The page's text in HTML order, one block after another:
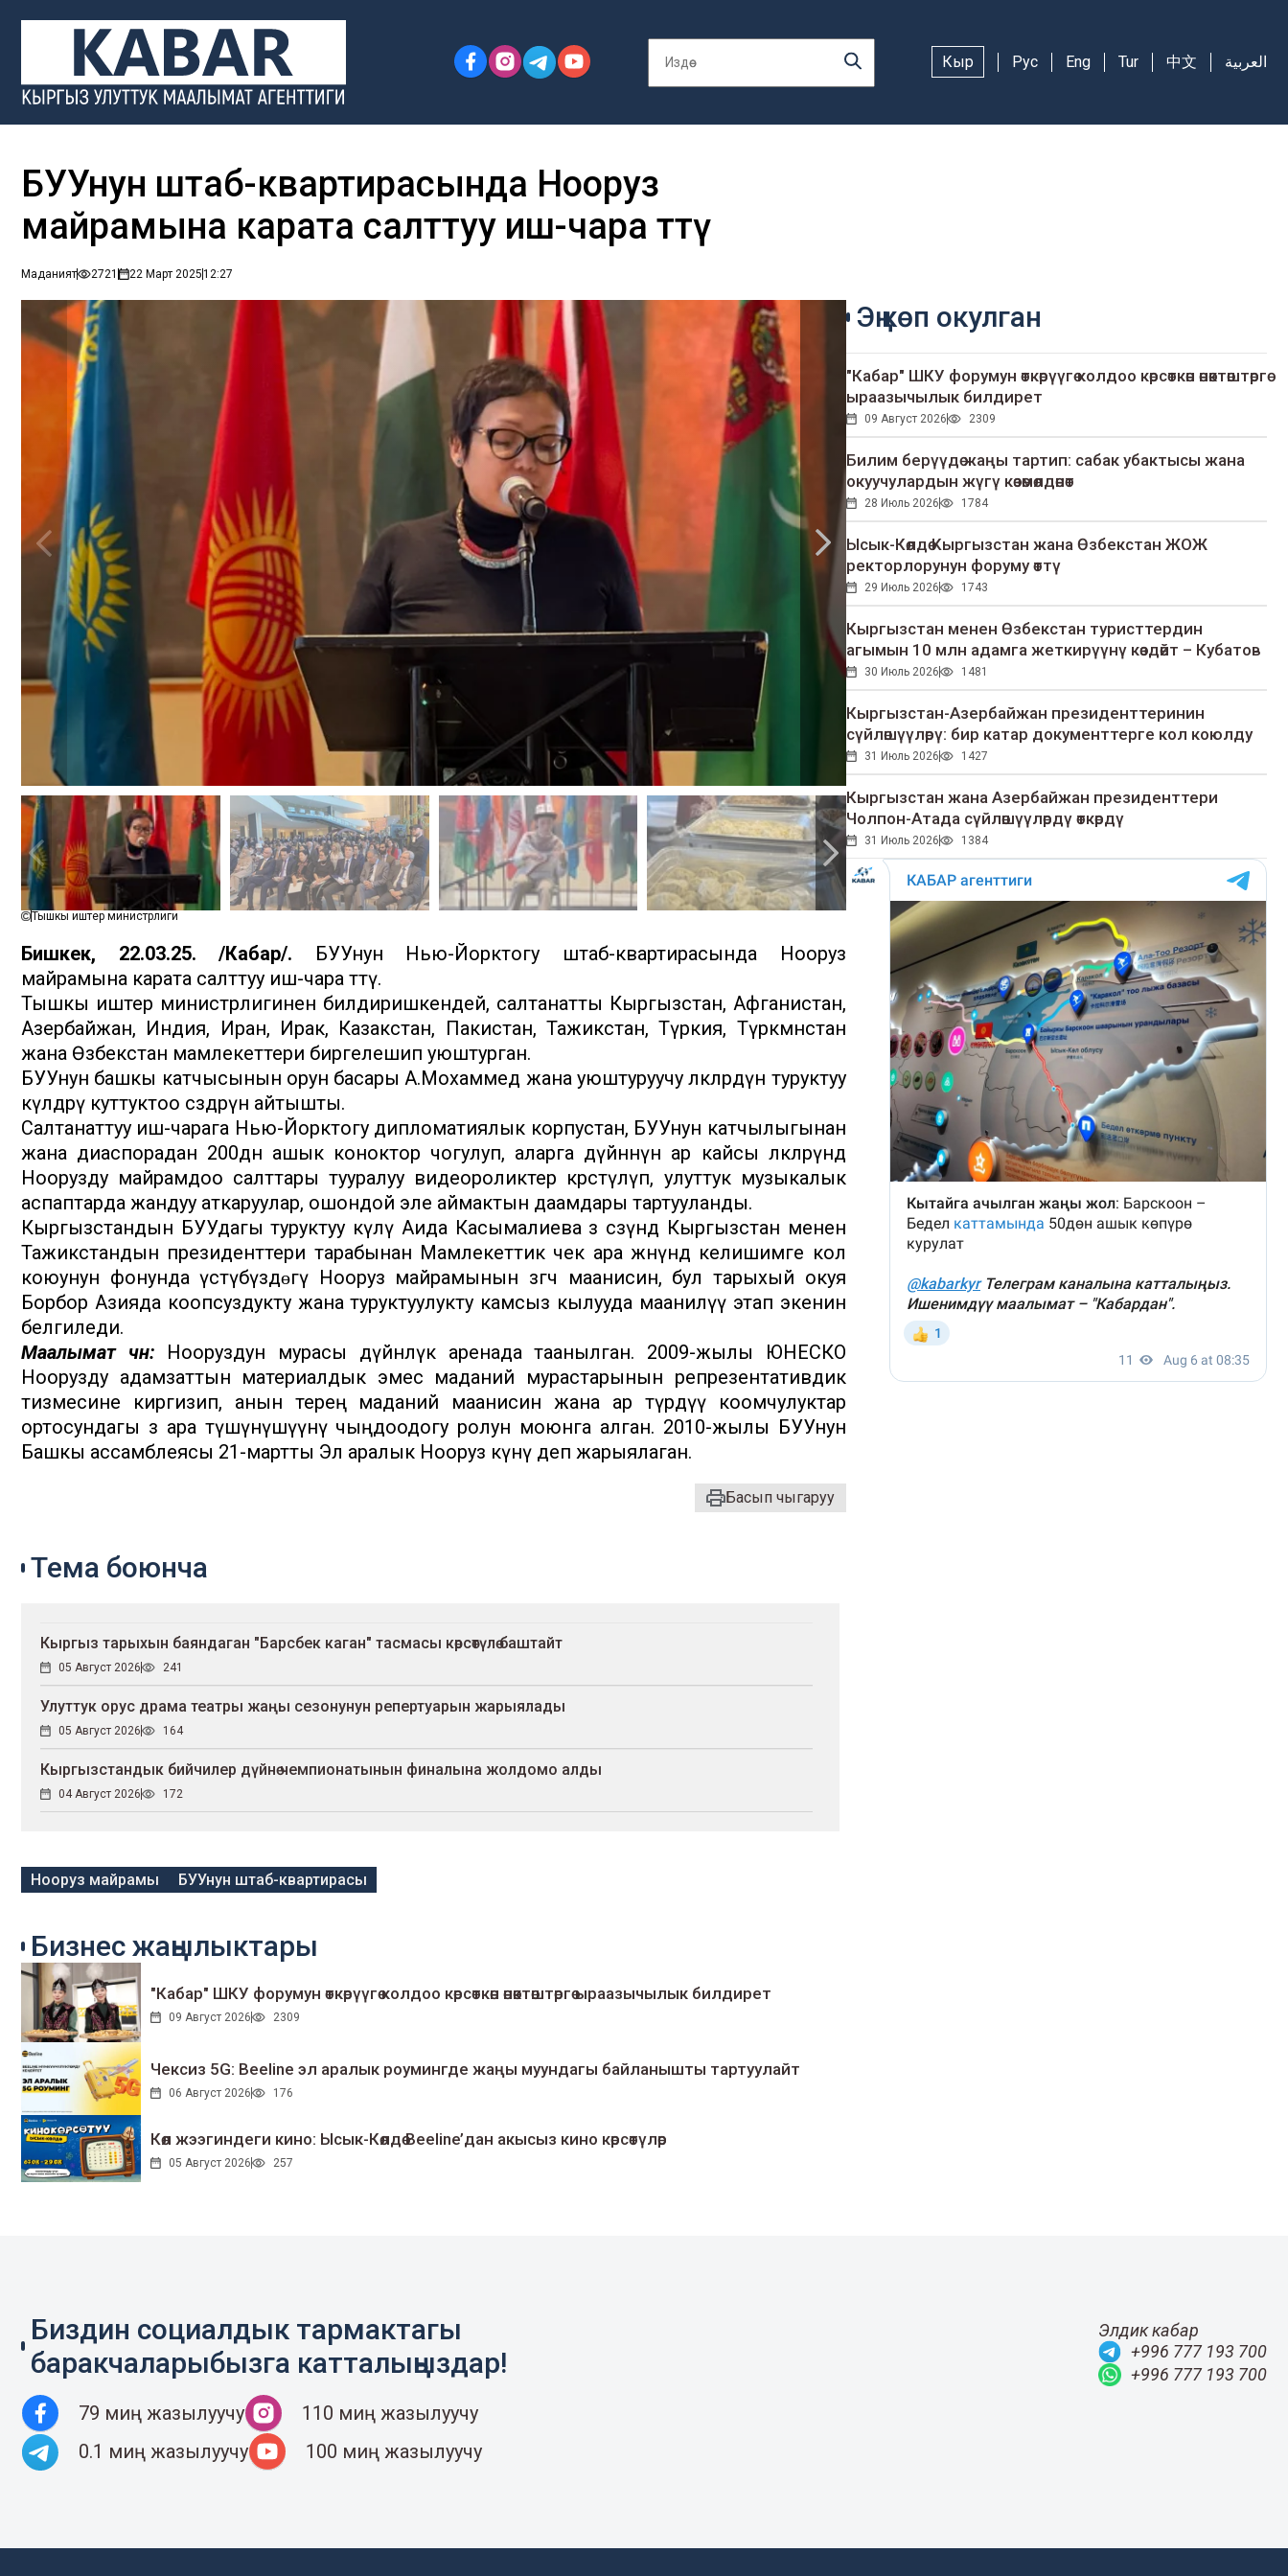
Кыр Рус Eng Tur 中文 العربية
БУУнун штаб-квартирасында Нооруз
майрамына карата салттуу иш-чара өттү
Маданият 2721 22 Март 202512:27
Тышкы иштер министрлиги
Бишкек, 22.03.25. /Кабар/. БУУнун Нью-Йорктогу штаб-квартирасында Нооруз
майрамына карата салттуу иш-чара өттү.
Тышкы иштер министрлигинен билдиришкендей, салтанатты Кыргызстан, Афганистан,
Азербайжан, Индия, Иран, Ирак, Казакстан, Пакистан, Тажикстан, Түркия, Түркмөнстан
жана Өзбекстан мамлекеттери биргелешип уюштурган.
БУУнун башкы катчысынын орун басары А.Мохаммед жана уюштуруучу өлкөлөрдүн туруктуу
өкүлдөрү куттуктоо сөздөрүн айтышты.
Салтанаттуу иш-чарага Нью-Йорктогу дипломатиялык корпустан, БУУнун катчылыгынан
жана диаспорадан 200дөн ашык коноктор чогулуп, аларга дүйнөнүн ар кайсы өлкөлөрүндө
Ноорузду майрамдоо салттары тууралуу видеороликтер көрсөтүлүп, улуттук музыкалык
аспаптарда жандуу аткаруулар, ошондой эле аймактын даамдары тартууланды.
Кыргызстандын БУУдагы туруктуу өкүлү Аида Касымалиева өз сөзүндө Кыргызстан менен
Тажикстандын президенттери тарабынан Мамлекеттик чек ара жөнүндө келишимге кол
коюунун фонунда үстүбүздɵгү Нооруз майрамынын өзгөчө маанисин, бул тарыхый окуя
Борбор Азияда коопсуздукту жана туруктуулукту камсыз кылууда маанилүү этап экенин
белгиледи.
Маалымат үчүн: Нооруздун мурасы дүйнөлүк аренада таанылган. 2009-жылы ЮНЕСКО
Ноорузду адамзаттын материалдык эмес маданий мурастарынын репрезентативдик
тизмесине киргизип, анын терең маданий маанисин жана ар түрдүү коомчулуктар
ортосундагы өз ара түшүнүшүүнү чыңдоодогу ролун моюнга алган. 2010-жылы БУУнун
Башкы ассамблеясы 21-мартты Эл аралык Нооруз күнү деп жарыялаган.
Басып чыгаруу
Эң көп окулган
"Кабар" ШКУ форумун өткөрүүгө колдоо көрсөткөн өнөктөштөргө
ыраазычылык билдирет
09 Август 2026 2309
Билим берүүдө жаңы тартип: сабак убактысы жана
окуучулардын жүгү көзөмөлдөнөт
28 Июль 2026 1784
Ысык-Көлдө Кыргызстан жана Өзбекстан ЖОЖ
ректорлорунун форуму өттү
29 Июль 2026 1743
Кыргызстан менен Өзбекстан туристтердин
агымын 10 млн адамга жеткирүүнү көздөйт – Кубатов
30 Июль 2026 1481
Кыргызстан-Азербайжан президенттеринин
сүйлөшүүлөрү: бир катар документтерге кол коюлду
31 Июль 2026 1427
Кыргызстан жана Азербайжан президенттери
Чолпон-Атада сүйлөшүүлөрдү өткөрдү
31 Июль 2026 1384
Тема боюнча
Кыргыз тарыхын баяндаган "Барсбек каган" тасмасы көрсөтүлө баштайт
05 Август 2026 241
Улуттук орус драма театры жаңы сезонунун репертуарын жарыялады
05 Август 2026 164
Кыргызстандык бийчилер дүйнө чемпионатынын финалына жолдомо алды
04 Август 2026 172
Нооруз майрамы БУУнун штаб-квартирасы
Бизнес жаңылыктары
"Кабар" ШКУ форумун өткөрүүгө колдоо көрсөткөн өнөктөштөргө ыраазычылык билдирет
09 Август 2026 2309
Чексиз 5G: Beeline эл аралык роумингде жаңы муундагы байланышты тартуулайт
06 Август 2026 176
Көл жээгиндеги кино: Ысык-Көлдө Beeline’дан акысыз кино көрсөтүлөр
05 Август 2026 257
Биздин социалдык тармактагы
баракчаларыбызга катталыңыздар!
79 миң жазылуучу
110 миң жазылуучу
0.1 миң жазылуучу
100 миң жазылуучу
Элдик кабар
+996 777 193 700
+996 777 193 700